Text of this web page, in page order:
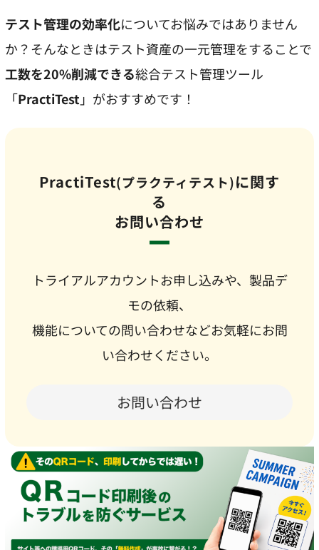
テスト管理の効率化についてお悩みではありません
か？そんなときはテスト資産の一元管理をすることで
工数を20%削減できる総合テスト管理ツール
「PractiTest 」がおすすめです！
PractiTest(プラクティテスト)に関す
る
お問い合わせ
トライアルアカウントお申し込みや、製品デ
モの依頼、
機能についての問い合わせなどお気軽にお問
い合わせください。
お問い合わせ